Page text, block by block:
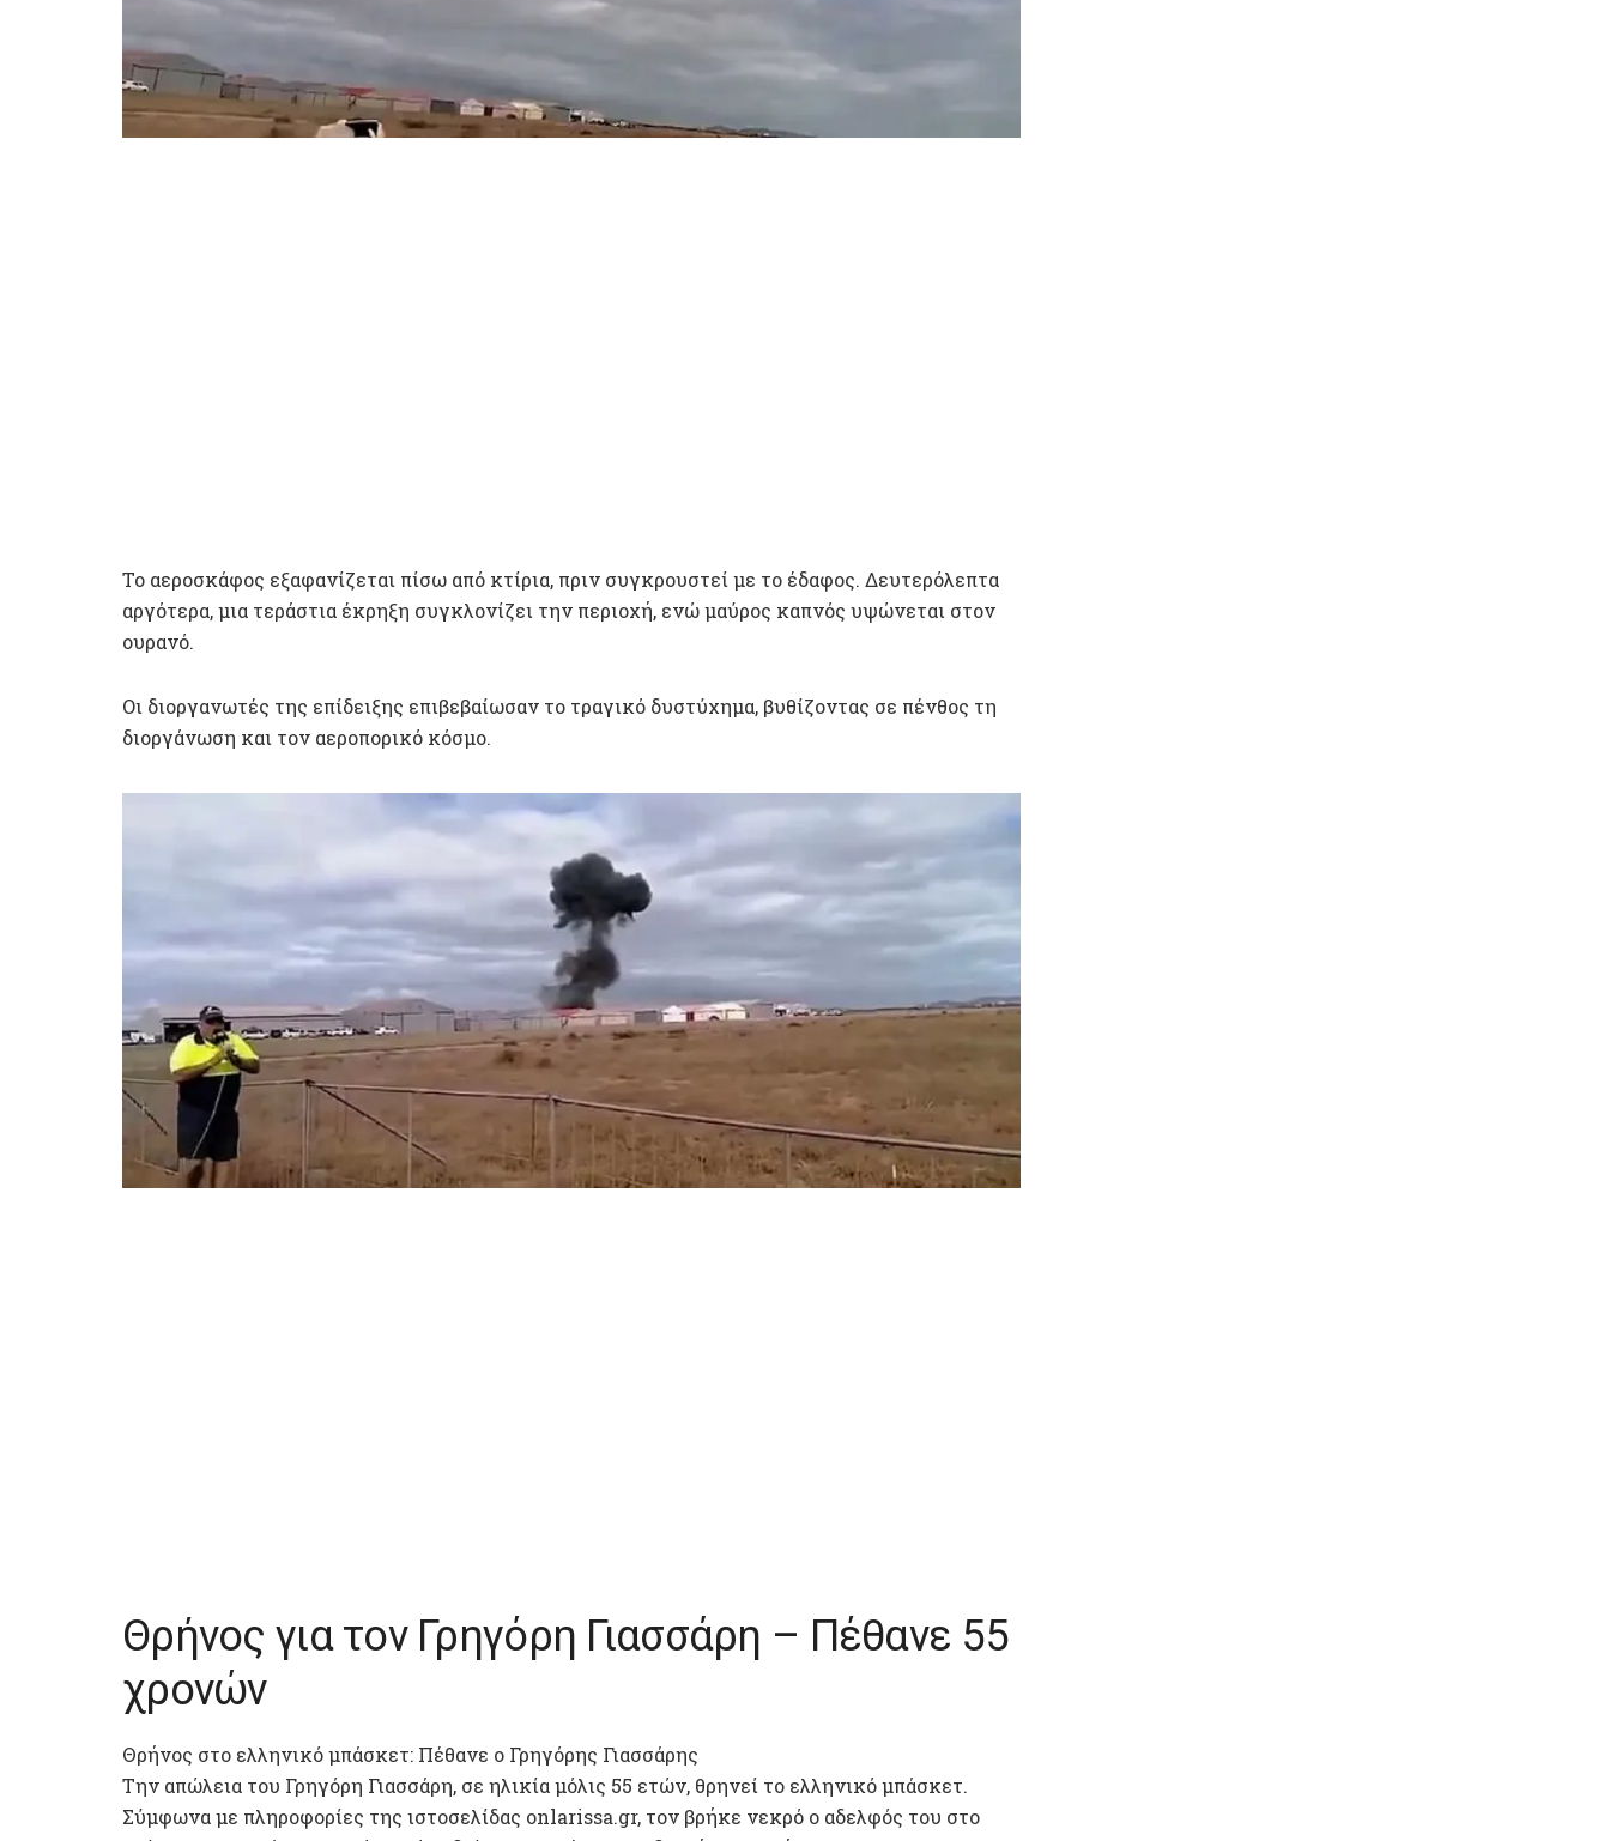
Το αεροσκάφος εξαφανίζεται πίσω από κτίρια, πριν συγκρουστεί με το έδαφος. Δευτερόλεπτα
αργότερα, μια τεράστια έκρηξη συγκλονίζει την περιοχή, ενώ μαύρος καπνός υψώνεται στον
ουρανό.
Οι διοργανωτές της επίδειξης επιβεβαίωσαν το τραγικό δυστύχημα, βυθίζοντας σε πένθος τη
διοργάνωση και τον αεροπορικό κόσμο.
Θρήνος για τον Γρηγόρη Γιασσάρη – Πέθανε 55
χρονών
Θρήνος στο ελληνικό μπάσκετ: Πέθανε ο Γρηγόρης Γιασσάρης
Tην απώλεια του Γρηγόρη Γιασσάρη, σε ηλικία μόλις 55 ετών, θρηνεί το ελληνικό μπάσκετ.
Σύμφωνα με πληροφορίες της ιστοσελίδας onlarissa.gr, τον βρήκε νεκρό ο αδελφός του στο